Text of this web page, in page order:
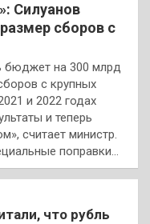
Силуанов
сборов с
бюджет на 300 млрд
с крупных
и 2022 годах
и теперь
считает министр.
поправки…
что рубль